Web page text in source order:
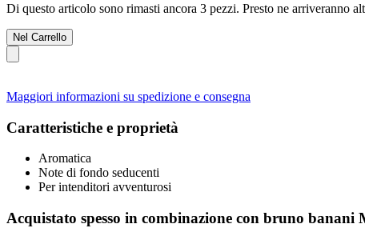
Di questo articolo sono rimasti ancora 3 pezzi. Presto ne arriveranno
Nel Carrello
Maggiori informazioni su spedizione e consegna
Caratteristiche e proprietà
Aromatica
Note di fondo seducenti
Per intenditori avventurosi
Acquistato spesso in combinazione con bruno